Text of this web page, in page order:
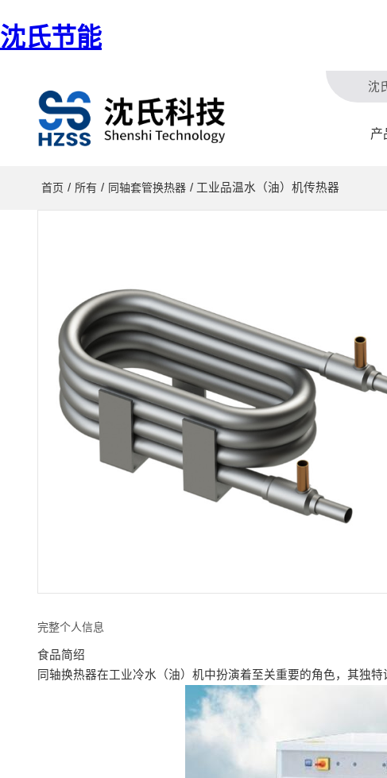
沈氏节能
沈
产
首页 / 所有 / 同轴套管换热器 / 工业品温水（油）机传热器
完整个人信息
食品简绍
同轴换热器在工业冷水（油）机中扮演着至关重要的角色，其独